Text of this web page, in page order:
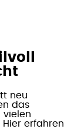
neu
das
vielen
erfahren